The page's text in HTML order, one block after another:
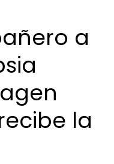
a
la